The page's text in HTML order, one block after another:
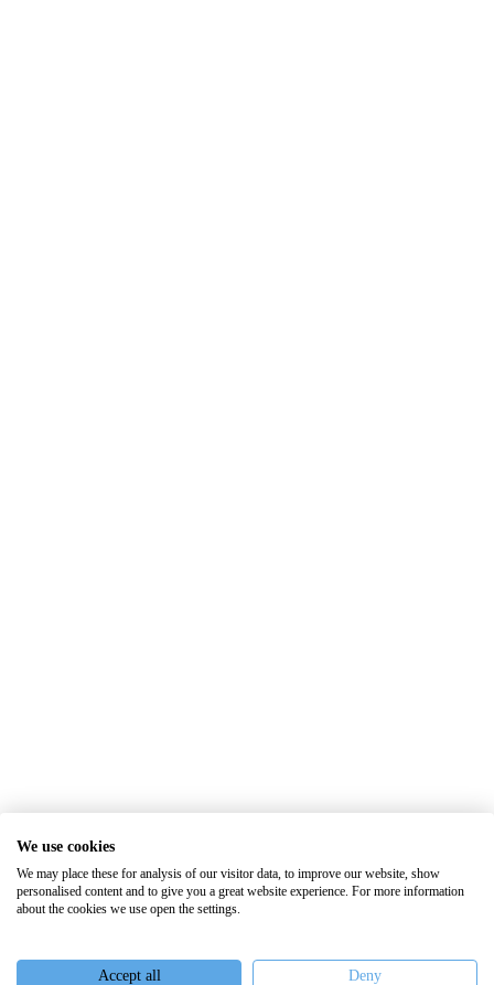
We use cookies
We may place these for analysis of our visitor data, to improve our website, show
personalised content and to give you a great website experience. For more information
about the cookies we use open the settings.
Accept all Deny